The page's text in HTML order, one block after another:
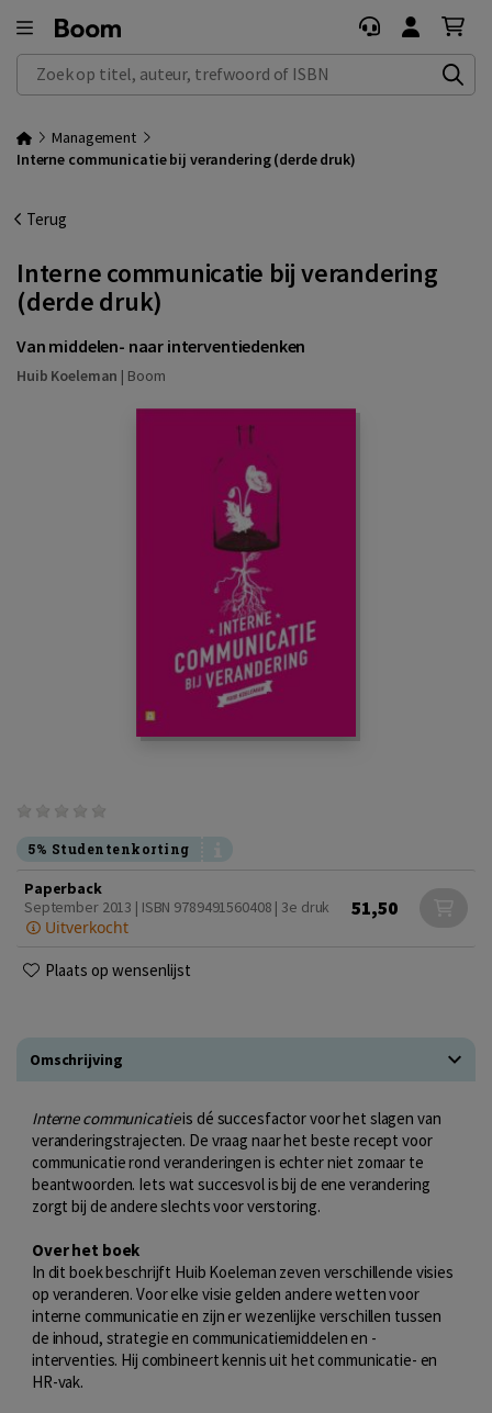
Zoek op titel, auteur, trefwoord of ISBN
Management
Interne communicatie bij verandering (derde druk)
Terug
Interne communicatie bij verandering
(derde druk)
Van middelen- naar interventiedenken
Huib Koeleman | Boom
5% Studentenkorting
Paperback
September 2013 | ISBN 9789491560408 | 3e druk
Uitverkocht
51,50
Plaats op wensenlijst
Omschrijving
Interne communicatieis dé succesfactor voor het slagen van
veranderingstrajecten. De vraag naar het beste recept voor
communicatie rond veranderingen is echter niet zomaar te
beantwoorden. Iets wat succesvol is bij de ene verandering
zorgt bij de andere slechts voor verstoring.
Over het boek
In dit boek beschrijft Huib Koeleman zeven verschillende visies
op veranderen. Voor elke visie gelden andere wetten voor
interne communicatie en zijn er wezenlijke verschillen tussen
de inhoud, strategie en communicatiemiddelen en -
interventies. Hij combineert kennis uit het communicatie- en
HR-vak.